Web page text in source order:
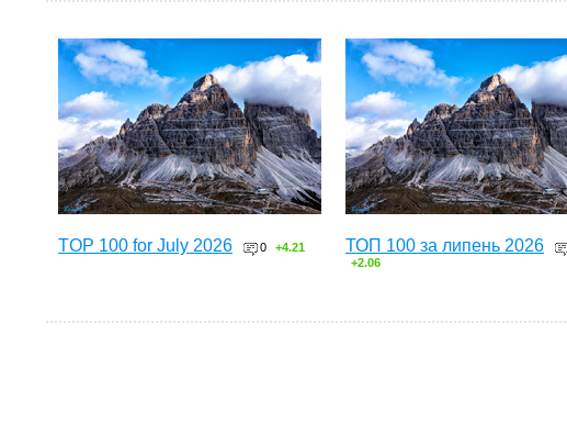
TOP 100 for July 2026 0 +4.21 ТОП 100 за липень 2026
+2.06